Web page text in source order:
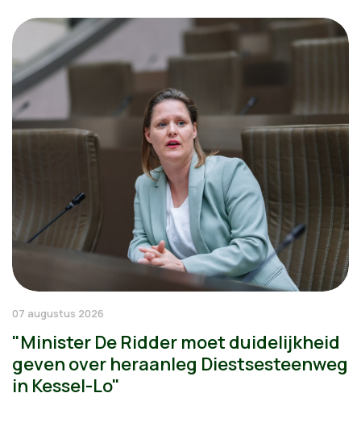
07 augustus 2026
"Minister De Ridder moet duidelijkheid
geven over heraanleg Diestsesteenweg
in Kessel-Lo"